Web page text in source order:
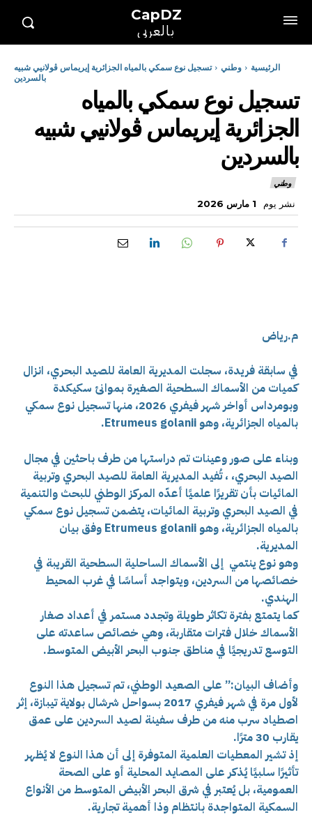
CapDZ
بالعربي
الرئيسية وطني
تسجيل نوع سمكي بالمياه الجزائرية إيريماس ڨولانيي شبيه
بالسردين
تسجيل نوع سمكي بالمياه
الجزائرية إيريماس ڨولانيي شبيه
بالسردين
وطني
نشر يوم 1 مارس 2026
م.رياض
في سابقة فريدة، سجلت المديرية العامة للصيد البحري، انزال
كميات من الأسماك السطحية الصغيرة بموانئ سكيكدة
وبومرداس أواخر شهر فيفري 2026، منها تسجيل نوع سمكي
بالمياه الجزائرية، وهو Etrumeus golanii.
وبناء على صور وعينات تم دراستها من طرف باحثين في مجال
الصيد البحري، ، تُفيد المديرية العامة للصيد البحري وتربية
المائيات بأن تقريرًا علميًا أعدّه المركز الوطني للبحث والتنمية
في الصيد البحري وتربية المائيات، يتضمن تسجيل نوع سمكي
بالمياه الجزائرية، وهو Etrumeus golanii وفق بيان
المديرية.
وهو نوع ينتمي إلى الأسماك الساحلية السطحية القريبة في
خصائصها من السردين، ويتواجد أساسًا في غرب المحيط
الهندي.
كما يتمتع بفترة تكاثر طويلة وتجدد مستمر في أعداد صغار
الأسماك خلال فترات متقاربة، وهي خصائص ساعدته على
التوسع تدريجيًا في مناطق جنوب البحر الأبيض المتوسط.
وأضاف البيان:” على الصعيد الوطني، تم تسجيل هذا النوع
لأول مرة في شهر فيفري 2017 بسواحل شرشال بولاية تيبازة، إثر
اصطياد سرب منه من طرف سفينة لصيد السردين على عمق
يقارب 30 مترًا.
إذ تشير المعطيات العلمية المتوفرة إلى أن هذا النوع لا يُظهر
تأثيرًا سلبيًا يُذكر على المصايد المحلية أو على الصحة
العمومية، بل يُعتبر في شرق البحر الأبيض المتوسط من الأنواع
السمكية المتواجدة بانتظام وذا أهمية تجارية.